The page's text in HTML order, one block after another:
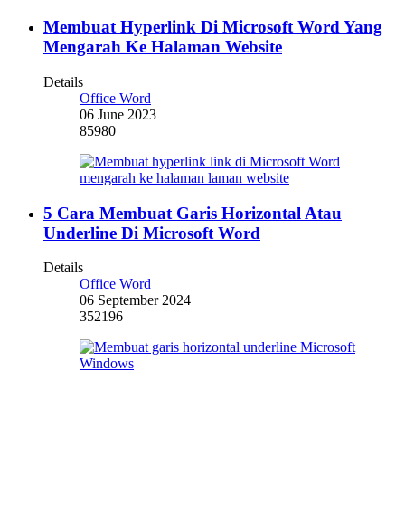
Membuat Hyperlink Di Microsoft Word Yang
Mengarah Ke Halaman Website
Details
Office Word
06 June 2023
85980
5 Cara Membuat Garis Horizontal Atau
Underline Di Microsoft Word
Details
Office Word
06 September 2024
352196